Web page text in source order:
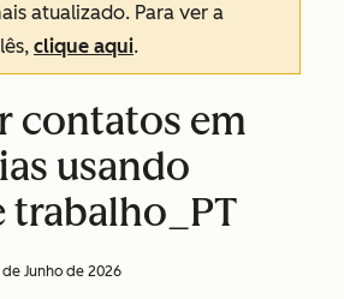
atualizado. Para ver a
clique aqui.
contatos em
usando
trabalho_PT
Junho de 2026